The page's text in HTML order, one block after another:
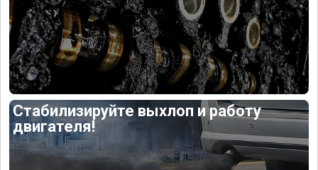
Стабилизируйте выхлоп и работу
двигателя!